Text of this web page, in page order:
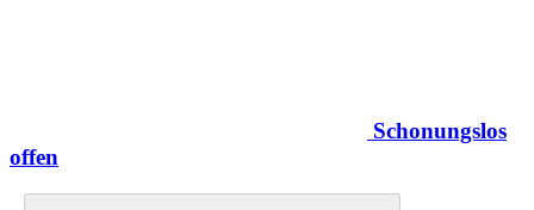
Schonungslos
offen